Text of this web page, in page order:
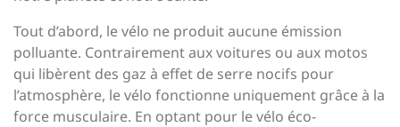
Tout d’abord, le vélo ne produit aucune émission
polluante. Contrairement aux voitures ou aux motos
qui libèrent des gaz à effet de serre nocifs pour
l’atmosphère, le vélo fonctionne uniquement grâce à la
force musculaire. En optant pour le vélo éco-